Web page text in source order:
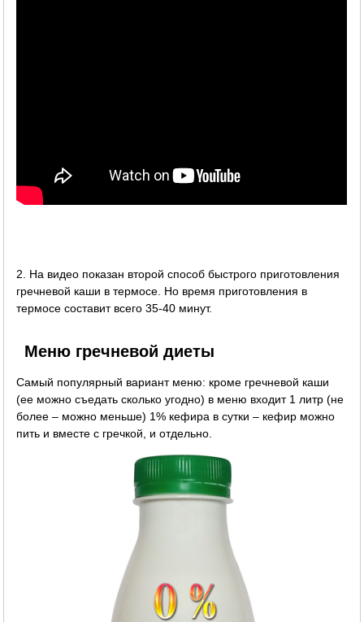
2. На видео показан второй способ быстрого приготовления
гречневой каши в термосе. Но время приготовления в
термосе составит всего 35-40 минут.
Меню гречневой диеты
Самый популярный вариант меню: кроме гречневой каши
(ее можно съедать сколько угодно) в меню входит 1 литр (не
более – можно меньше) 1% кефира в сутки – кефир можно
пить и вместе с гречкой, и отдельно.